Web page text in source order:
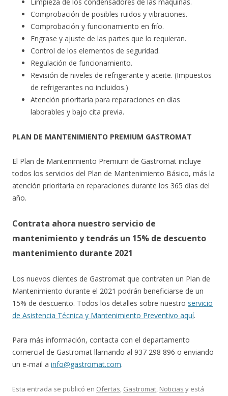
Comprobación de posibles ruidos y vibraciones.
Comprobación y funcionamiento en frío.
Engrase y ajuste de las partes que lo requieran.
Control de los elementos de seguridad.
Regulación de funcionamiento.
Revisión de niveles de refrigerante y aceite. (Impuestos
de refrigerantes no incluidos.)
Atención prioritaria para reparaciones en días
laborables y bajo cita previa.
PLAN DE MANTENIMIENTO PREMIUM GASTROMAT
El Plan de Mantenimiento Premium de Gastromat incluye
todos los servicios del Plan de Mantenimiento Básico, más la
atención prioritaria en reparaciones durante los 365 días del
año.
Contrata ahora nuestro servicio de
mantenimiento y tendrás un 15% de descuento
mantenimiento durante 2021
Los nuevos clientes de Gastromat que contraten un Plan de
Mantenimiento durante el 2021 podrán beneficiarse de un
15% de descuento. Todos los detalles sobre nuestro servicio
de Asistencia Técnica y Mantenimiento Preventivo aquí.
Para más información, contacta con el departamento
comercial de Gastromat llamando al 937 298 896 o enviando
un e-mail a info@gastromat.com.
Esta entrada se publicó en Ofertas, Gastromat, Noticias y está